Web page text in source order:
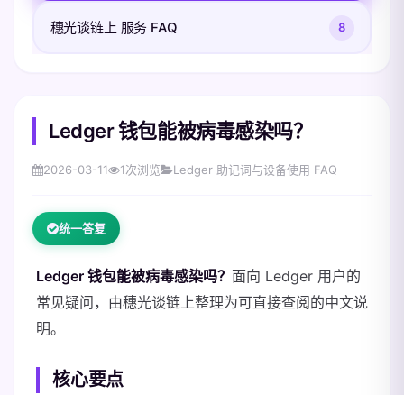
穗光谈链上 服务 FAQ 8
Ledger 钱包能被病毒感染吗？
2026-03-11 1次浏览 Ledger 助记词与设备使用 FAQ
统一答复
Ledger 钱包能被病毒感染吗？ 面向 Ledger 用户的
常见疑问，由穗光谈链上整理为可直接查阅的中文说
明。
核心要点